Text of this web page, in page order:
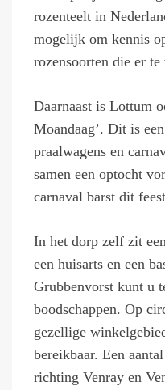
rozenteelt in
mogelijk om kennis
rozensoorten die er
Daarnaast is Lottum
Moandaag’. Dit is
praalwagens en
samen een optocht
carnaval barst dit
In het dorp zelf zit
een huisarts en een
Grubbenvorst kunt u
boodschappen. Op
gezellige
bereikbaar. Een
richting Venray en